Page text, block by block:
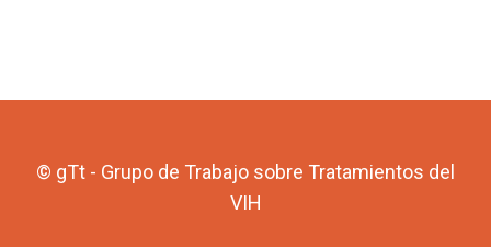
© gTt - Grupo de Trabajo sobre Tratamientos del
VIH